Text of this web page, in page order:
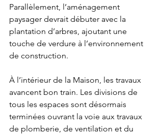
Parallèlement, l’aménagement
paysager devrait débuter avec la
plantation d’arbres, ajoutant une
touche de verdure à l’environnement
de construction.
À l’intérieur de la Maison, les travaux
avancent bon train. Les divisions de
tous les espaces sont désormais
terminées ouvrant la voie aux travaux
de plomberie, de ventilation et du